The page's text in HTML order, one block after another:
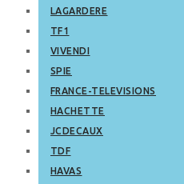
LAGARDERE
TF1
VIVENDI
SPIE
FRANCE-TELEVISIONS
HACHETTE
JCDECAUX
TDF
HAVAS